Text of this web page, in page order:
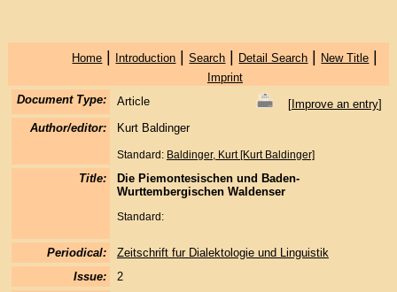
Home | Introduction |Search | Detail Search | New Title |
Imprint
Document Type:
Article [Improve an entry]
Author/editor:
Kurt Baldinger
Standard: Baldinger, Kurt [Kurt Baldinger]
Title:
Die Piemontesischen und Baden-
Wurttembergischen Waldenser
Standard:
Periodical:
Zeitschrift fur Dialektologie und Linguistik
Issue:
2